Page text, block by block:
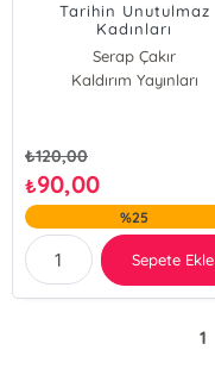
Tarihin Unutulmaz
Kadınları
Serap Çakır
Kaldırım Yayınları
₺120,00
₺90,00
%25
Sepete Ekle
1